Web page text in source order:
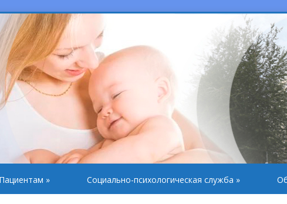
Пациентам » Социально-психологическая служба »